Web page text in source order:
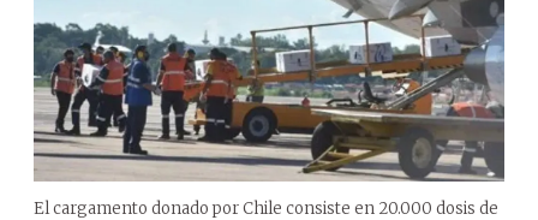
El cargamento donado por Chile consiste en 20.000 dosis de